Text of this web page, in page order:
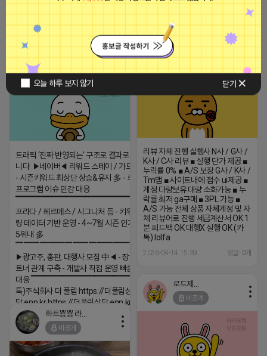
오늘 하루 보지 않기 닫기
멋쩍은 튜브
리뷰 자체 진행 실행사 N사 / G사 /
K사 / C사 리뷰 ■ 실행 단가 제공 ■
누락률 0% ■ A/S 보장 G사 / K사 /
Tm맵 ■ 사이트내에 접수 ui제공 ■
계정 다량보유 대량 소화가능 ■ 누
락률 최저 ga구매 ■ 3PL 가능 ■
A/S 가능 전체 상품 자체계정 및 자
체 리뷰어로 진행 세금계산서 OK 1
분 피드백 OK 대행X 실행 OK (카
톡) lolfa
2026-04-14 15:39 댓글: 0개
티비 보는 라이언
트래픽 ‘진짜 반영되는’ 구조로 결과로 보여드립
니다. ▶네이버◀ 리워드 스테이 / 가드 / 자몽 등
- 시즌키워드 최상단 상승&유지 多 - 로직변화,
프로그램 이슈 민감 대응
▔▔▔▔▔▔▔▔▔▔▔▔▔▔▔▔▔▔ ▶쿠팡◀
프라다 / 헤르메스 / 시그니처 등 - 키워드 검색
량 데이터 기반 운영 - 4~7월 시즌 인기 키워드
5위내 多
▔▔▔▔▔▔▔▔▔▔▔▔▔▔▔▔▔▔
▶광고주, 총판, 대행사 모집 中◀ - 장기 협업 파
트너 관계 구축 - 개발사 직접 운영 빠른 피드백
대응 ▔▔▔▔▔▔▔▔▔▔▔▔▔▔▔▔▔▔ (카
톡)주식회사 더 풀림 https://더풀림상
담.enn.kr https://더풀림상담.enn.kr
2026-04-18 17:26
비공개
하트뿅뿅 라이언
비공개